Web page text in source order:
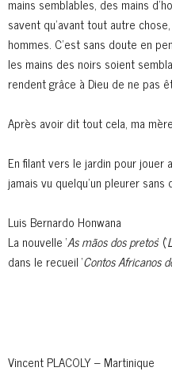
mains semblables, des mains
savent qu’avant tout autre
hommes. C’est sans doute en
les mains des noirs soient
rendent grâce à Dieu de ne pas
Après avoir dit tout cela, ma
En filant vers le jardin pour jouer
jamais vu quelqu’un pleurer
Luis Bernardo Honwana
La nouvelle ‘As mãos dos pretos‘ (‘
dans le recueil ‘Contos Africanos
Vincent PLACOLY – Martinique